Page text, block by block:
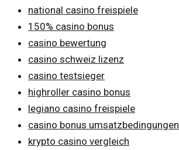
national casino freispiele
150% casino bonus
casino bewertung
casino schweiz lizenz
casino testsieger
highroller casino bonus
legiano casino freispiele
casino bonus umsatzbedingungen
krypto casino vergleich